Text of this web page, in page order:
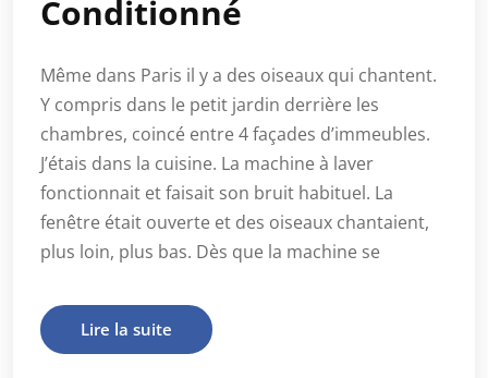
Conditionné
Même dans Paris il y a des oiseaux qui chantent.
Y compris dans le petit jardin derrière les
chambres, coincé entre 4 façades d’immeubles.
J’étais dans la cuisine. La machine à laver
fonctionnait et faisait son bruit habituel. La
fenêtre était ouverte et des oiseaux chantaient,
plus loin, plus bas. Dès que la machine se
Lire la suite